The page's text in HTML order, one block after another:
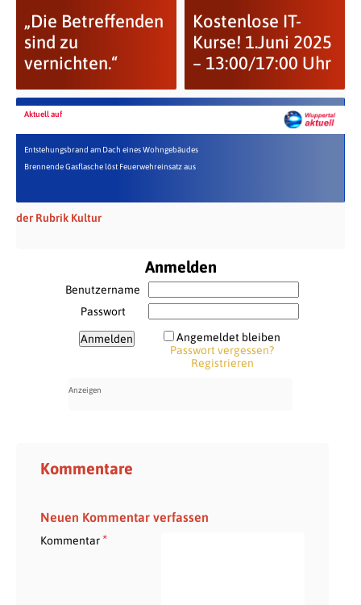
„Die Betreffenden
sind zu
vernichten.“
Kostenlose IT-
Kurse! 1.Juni 2025
– 13:00/17:00 Uhr
Aktuell auf
Entstehungsbrand am Dach eines Wohngebäudes
Brennende Gasflasche löst Feuerwehreinsatz aus
der Rubrik Kultur
Anmelden
Benutzername
Passwort
Angemeldet bleiben
Passwort vergessen?
Registrieren
Kommentare
Neuen Kommentar verfassen
Kommentar*